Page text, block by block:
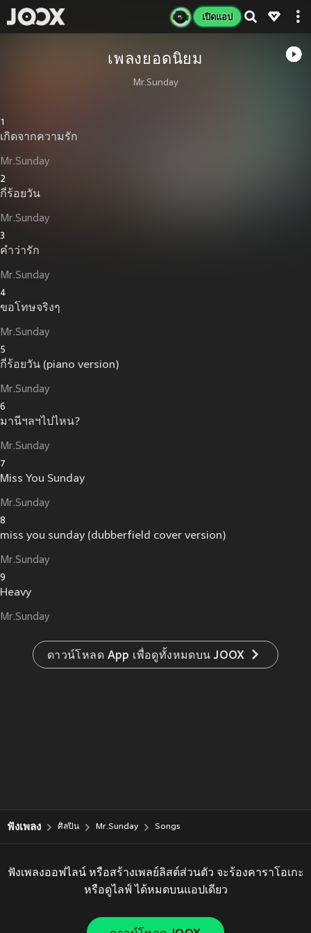
เปิดแอป
เพลงยอดนิยม
Mr.Sunday
1
เกิดจากความรัก
Mr.Sunday
2
กี่ร้อยวัน
Mr.Sunday
3
คำว่ารัก
Mr.Sunday
4
ขอโทษจริงๆ
Mr.Sunday
5
กี่ร้อยวัน (piano version)
Mr.Sunday
6
มานีฯลฯไปไหน?
Mr.Sunday
7
Miss You Sunday
Mr.Sunday
8
miss you sunday (dubberfield cover version)
Mr.Sunday
9
Heavy
Mr.Sunday
ดาวน์โหลด App เพื่อดูทั้งหมดบน JOOX
ฟังเพลง ศิลปิน Mr.Sunday Songs
ฟังเพลงออฟไลน์ หรือสร้างเพลย์ลิสต์ส่วนตัว จะร้องคาราโอเกะ
หรือดูไลฟ์ ได้หมดบนแอปเดียว